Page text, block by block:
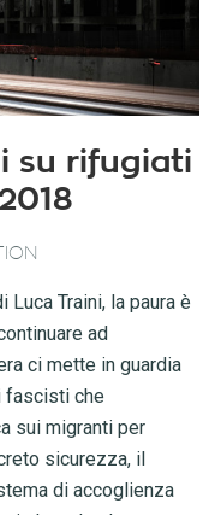
su rifugiati
Traini, la paura è
ad
ci mette in guardia
fascisti che
sui migranti per
sicurezza, il
di accoglienza